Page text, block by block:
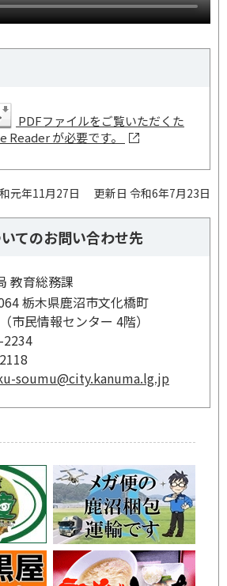
PDFファイルをご覧いただくた
Reader が必要です。
元年11月27日 更新日 令和6年7月23日
てのお問い合わせ先
教育総務課
栃木県鹿沼市文化橋町
市民情報センター 4階）
soumu@city.kanuma.lg.jp